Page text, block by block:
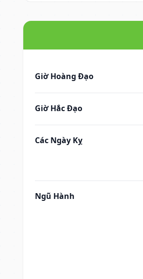
Giờ Hoàng Đạo
Giờ Hắc Đạo
Các Ngày Kỵ
Ngũ Hành